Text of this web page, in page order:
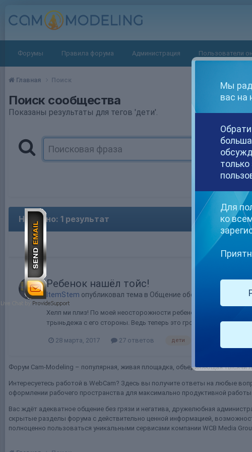
Форумы Правила форума Администрация Пользователи
Главная Поиск
Поиск сообщества
Показаны результаты для тегов 'дети'.
Найдено: 1 результат
Ребенок нашёл тойс!
ItemStem опубликовал тема в Общение обо всём
Хелп ми плиз! По моей неосторожности ребенок увидел тойс
трыньдежа с его стороны. Ведь теперь это грозит попасть на
28 марта, 2017 27 ответов дети
Форум Cam-Modeling – популярная, живая площадка, объединяющая тысячи
Интересуетесь работой в WebCam? Здесь вы получите ответы на любые
оформлении рабочего пространства для максимально продуктивной
Вас ждёт адекватное общение без грязи и негатива, дружелюбная
скрытые разделы форума с действительно ценной информацией,
полноценно пользоваться уникальными сервисами компании WCB Media
Мы
вас на
Для
ко